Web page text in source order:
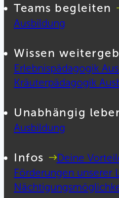
Teams begleiten
Ausbildung
Wissen
Erlebnispädagogik
Kräuterpädagogik
Unabhängig
Ausbildung
Infos
Deine
Förderungen unserer